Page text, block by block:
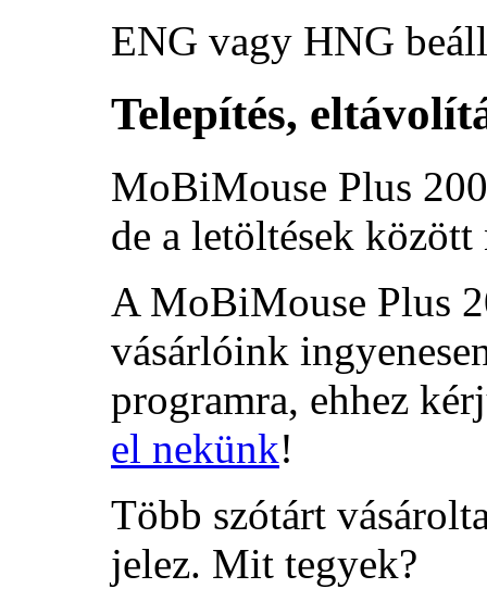
ENG vagy HNG
Telepítés,
MoBiMouse Plus
de a letöltések
A MoBiMouse Plus
vásárlóink
programra, ehhez
el nekünk!
Több szótárt
jelez. Mit tegyek?